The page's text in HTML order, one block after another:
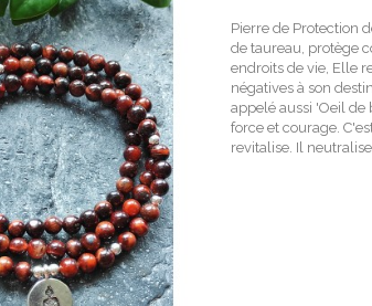
Pierre de Protection
de taureau, protège
endroits de vie, Elle
négatives à son
appelé aussi 'Oeil
force et courage.
revitalise. Il